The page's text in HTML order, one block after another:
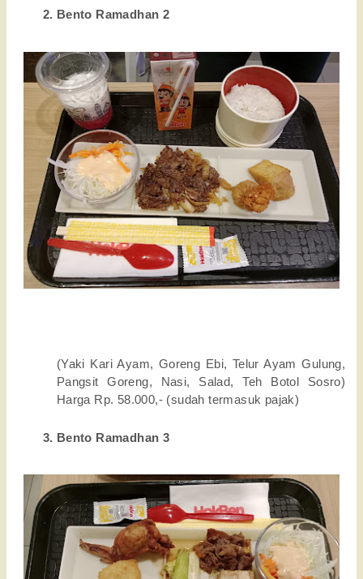
Bento Ramadhan 2
(Yaki Kari Ayam, Goreng Ebi, Telur Ayam Gulung,
Pangsit Goreng, Nasi, Salad, Teh Botol Sosro)
Harga Rp. 58.000,- (sudah termasuk pajak)
Bento Ramadhan 3